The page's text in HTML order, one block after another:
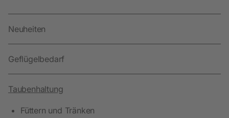
Neuheiten
Geflügelbedarf
Taubenhaltung
Füttern und Tränken